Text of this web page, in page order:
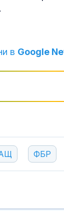
в Google
ФБР